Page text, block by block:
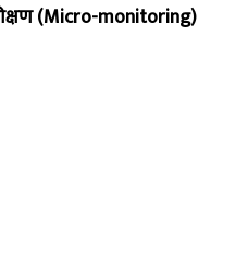
(Micro-monitoring)